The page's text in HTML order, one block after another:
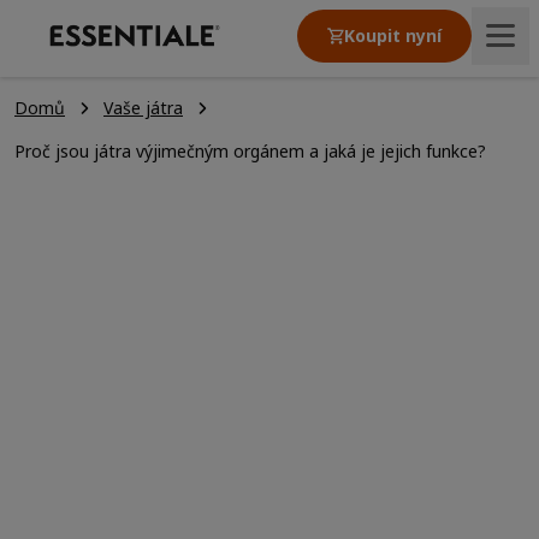
Koupit nyní
Léčivé přípravky Essentiale
Domů
Vaše játra
Proč jsou játra výjimečným orgánem a jaká je jejich funkce?